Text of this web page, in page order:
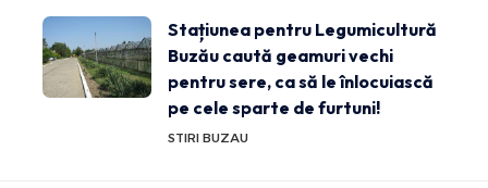
Stațiunea pentru Legumicultură
Buzău caută geamuri vechi
pentru sere, ca să le înlocuiască
pe cele sparte de furtuni!
STIRI BUZAU